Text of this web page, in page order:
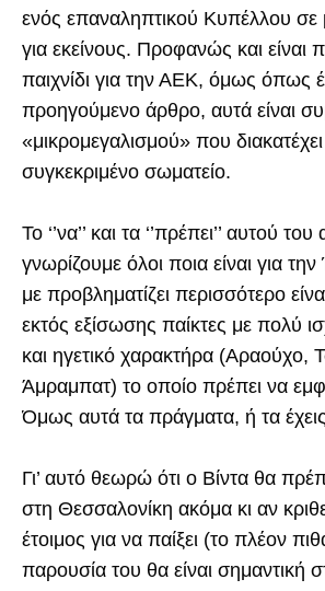
ενός επαναληπτικού Κυπέλλου σε
για εκείνους. Προφανώς και είναι
παιχνίδι για την ΑΕΚ, όμως όπως
προηγούμενο άρθρο, αυτά είναι
«μικρομεγαλισμού» που
συγκεκριμένο σωματείο.
Το ‘’να’’ και τα ‘’πρέπει’’ αυτού
γνωρίζουμε όλοι ποια είναι για
με προβληματίζει περισσότερο
εκτός εξίσωσης παίκτες με πολύ
και ηγετικό χαρακτήρα (Αραούχο,
Άμραμπατ) το οποίο πρέπει να
Όμως αυτά τα πράγματα, ή τα
Γι’ αυτό θεωρώ ότι ο Βίντα θα
στη Θεσσαλονίκη ακόμα κι αν
έτοιμος για να παίξει (το πλέον
παρουσία του θα είναι σημαντική